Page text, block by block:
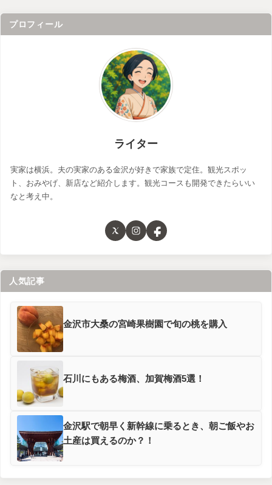
プロフィール
ライター
実家は横浜。夫の実家のある金沢が好きで家族で定住。観光スポッ
ト、おみやげ、新店など紹介します。観光コースも開発できたらいい
なと考え中。
人気記事
金沢市大桑の宮崎果樹園で旬の桃を購入
石川にもある梅酒、加賀梅酒5選！
金沢駅で朝早く新幹線に乗るとき、朝ご飯やお
土産は買えるのか？！